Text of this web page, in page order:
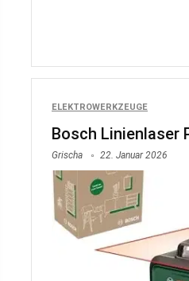
ELEKTROWERKZEUGE
Bosch Linienlaser
Grischa 22. Januar 2026